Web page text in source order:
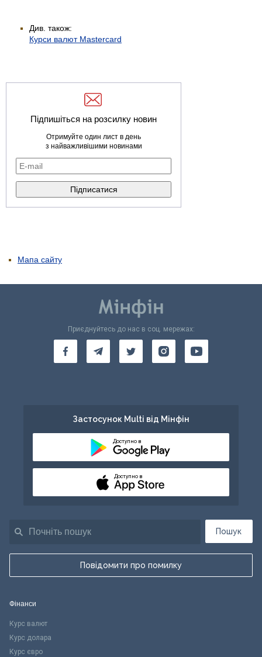
Див. також:
Курси валют Mastercard
Підпишіться на розсилку новин
Отримуйте один лист в день
з найважливішими новинами
Мапа сайту
Пошук
Повідомити про помилку
Приєднуйтесь до нас в соц. мережах:
Застосунок Multi від Мінфін
Доступно в
Доступно в
Фінанси
Курс валют
Курс долара
Курс євро